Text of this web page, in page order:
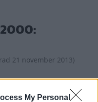
My Personal
21 november 2013)